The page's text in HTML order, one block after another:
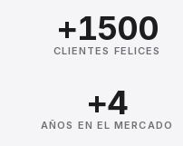
+1500
CLIENTES FELICES
+4
AÑOS EN EL MERCADO